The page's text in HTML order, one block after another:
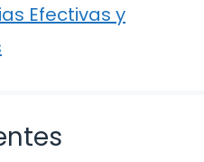
Efectivas y